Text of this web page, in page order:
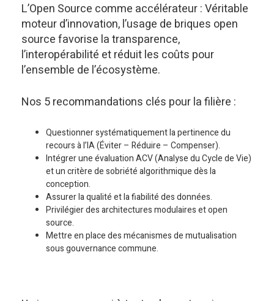
L’Open Source comme accélérateur : Véritable
moteur d’innovation, l’usage de briques open
source favorise la transparence,
l’interopérabilité et réduit les coûts pour
l’ensemble de l’écosystème.
Nos 5 recommandations clés pour la filière :
Questionner systématiquement la pertinence du
recours à l’IA (Éviter – Réduire – Compenser).
Intégrer une évaluation ACV (Analyse du Cycle de Vie)
et un critère de sobriété algorithmique dès la
conception.
Assurer la qualité et la fiabilité des données.
Privilégier des architectures modulaires et open
source.
Mettre en place des mécanismes de mutualisation
sous gouvernance commune.